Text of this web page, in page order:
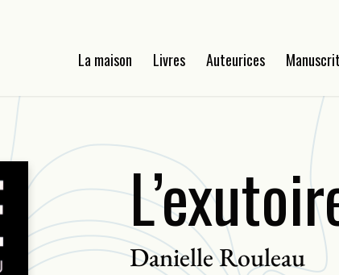
La maison Livres Auteurices
Danielle Rouleau